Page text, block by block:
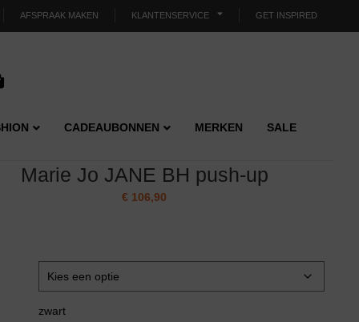
AFSPRAAK MAKEN KLANTENSERVICE GET INSPIRED
CADEAUBONNEN MERKEN SALE
Marie Jo JANE BH push-up
€ 106,90
zwart